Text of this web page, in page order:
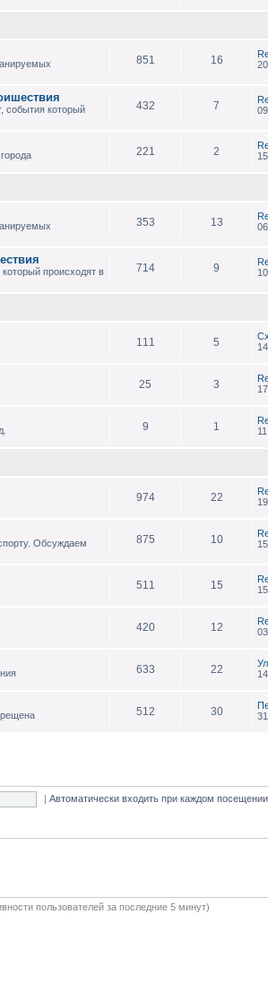
851 16
события который
432 7
221 2
353 13
происходят в
714 9
111 5
25 3
9 1
974 22
Обсуждаем
875 10
511 15
420 12
633 22
512 30
| Автоматически входить при каждом посещении
пользователей за последние 5 минут)